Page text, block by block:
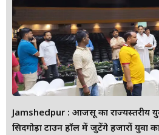
Jamshedpur : आजसू का राज्यस्तरीय
सिदगोड़ा टाउन हॉल में जुटेंगे हजारों युवा